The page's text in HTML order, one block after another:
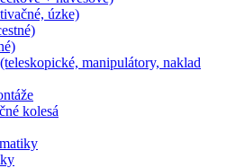
úzke)
manipulátory, naklad
kolesá